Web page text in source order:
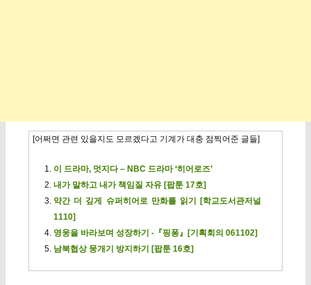
[어쩌면 관련 있을지도 모르겠다고 기계가 대충 점찍어준 글들]
이 드라마, 멋지다 – NBC 드라마 ‘히어로즈’
내가 말하고 내가 책임질 자유 [팝툰 17호]
약간 더 깊게 슈퍼히어로 만화를 읽기 [학교도서관저널
1110]
영웅을 바라보며 성장하기 -『핑퐁』[기획회의 061102]
남북협상 뭉개기 방지하기 [팝툰 16호]